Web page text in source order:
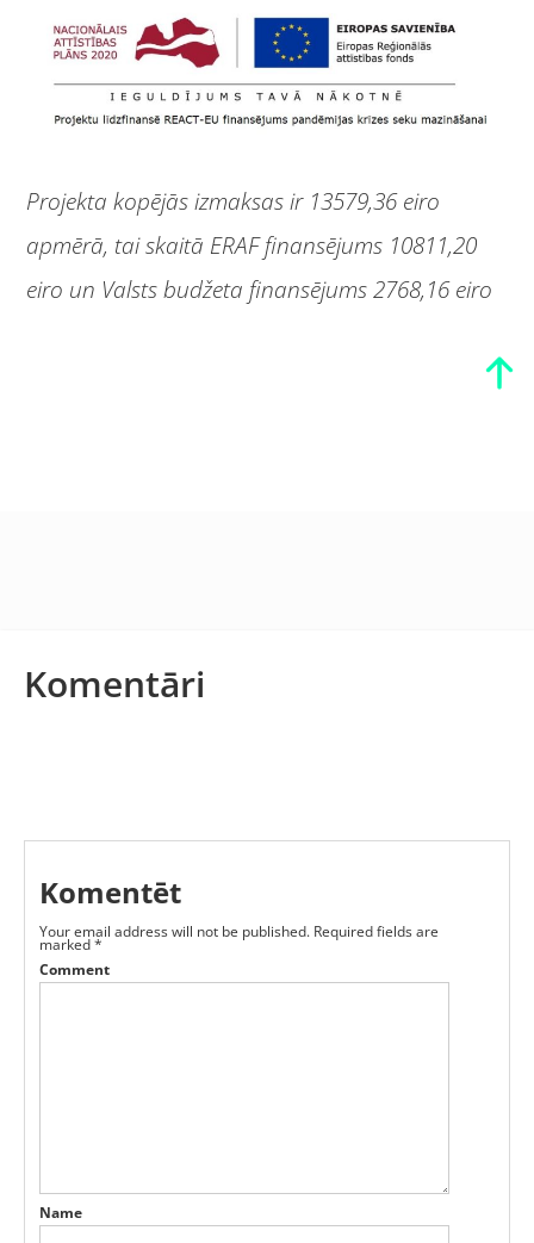
Projekta kopējās izmaksas ir 13579,36 eiro
apmērā, tai skaitā ERAF finansējums 10811,20
eiro un Valsts budžeta finansējums 2768,16 eiro
Komentāri
Komentēt
Your email address will not be published. Required fields are
marked*
Comment
Name